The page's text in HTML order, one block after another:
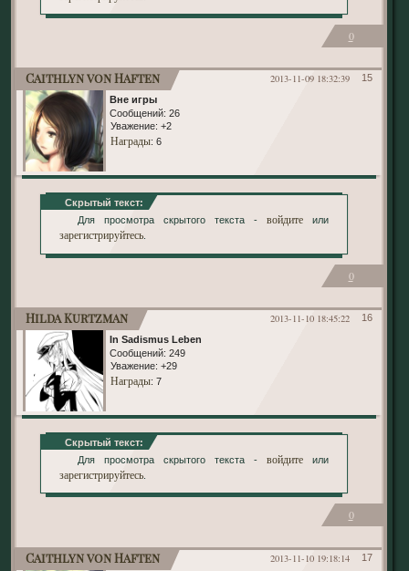
0
15
2013-11-09 18:32:39
Caithlyn von Haften
Вне игры
Сообщений: 26
Уважение: +2
Награды: 6
Скрытый текст:
Для просмотра скрытого текста -войдите или
зарегистрируйтесь.
0
16
2013-11-10 18:45:22
Hilda Kurtzman
In Sadismus Leben
Сообщений: 249
Уважение: +29
Награды: 7
Скрытый текст:
Для просмотра скрытого текста -войдите или
зарегистрируйтесь.
0
17
2013-11-10 19:18:14
Caithlyn von Haften